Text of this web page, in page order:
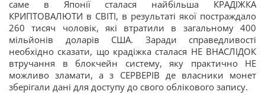
саме в Японії сталася найбільша КРАДІЖКА
КРИПТОВАЛЮТИ в СВІТІ, в результаті якої постраждало
260 тисяч чоловік, які втратили в загальному 400
мільйонів доларів США. Заради справедливості
необхідно сказати, що крадіжка сталася НЕ ВНАСЛІДОК
втручання в блокчейн систему, яку практично НЕ
можливо зламати, а з СЕРВЕРІВ де власники монет
зберігали дані для доступу до свого облікового запису.